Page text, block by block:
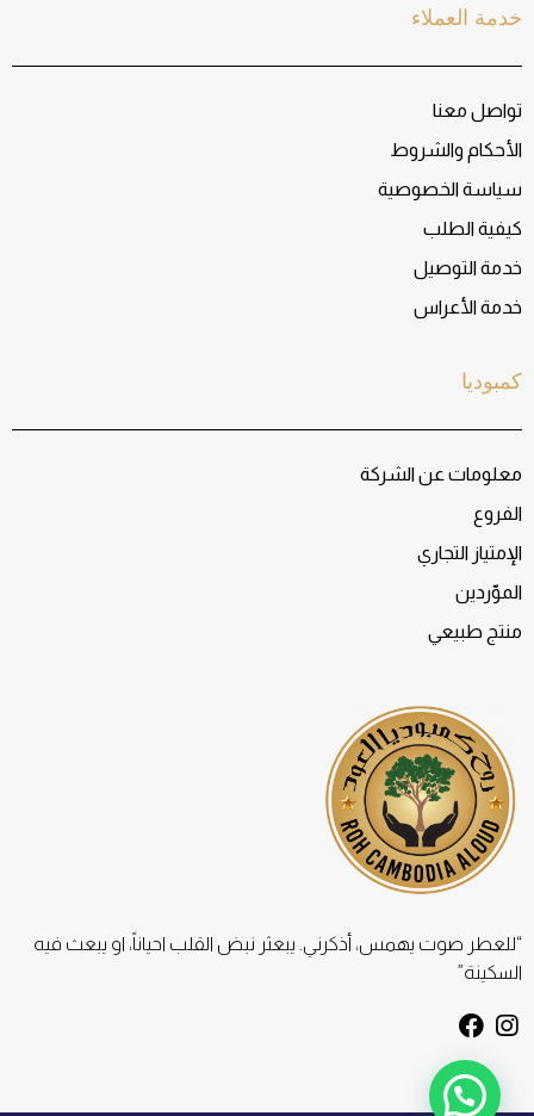
“للعطر صوت يهمس، أذكرني. يبعثر نبض القلب احياناً، او يبعث فيه
السكينة”
I
s
t
F
c
e
كمبوديا
معلومات عن الشركة
الفروع
الإمتياز التجاري
الموّردين
منتج طبيعي
خدمة العملاء
تواصل معنا
الأحكام والشروط
سياسة الخصوصية
كيفية الطلب
خدمة التوصيل
خدمة الأعراس